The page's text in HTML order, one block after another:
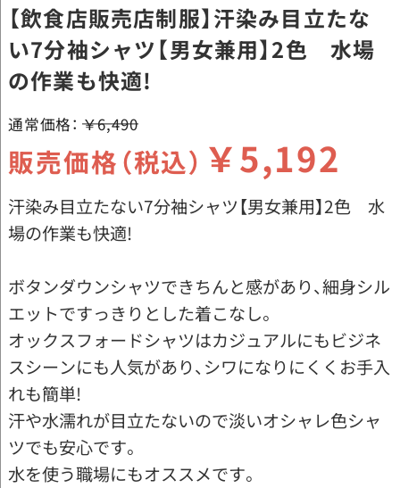
【飲食店販売店制服】汗染み目立たな
い7分袖シャツ【男女兼用】2色 水場
の作業も快適!
通常価格： ￥6,490
販売価格（税込） ￥5,192
汗染み目立たない7分袖シャツ【男女兼用】2色 水
場の作業も快適!
ボタンダウンシャツできちんと感があり、細身シル
エットですっきりとした着こなし。
オックスフォードシャツはカジュアルにもビジネ
スシーンにも人気があり、シワになりにくくお手入
れも簡単!
汗や水濡れが目立たないので淡いオシャレ色シャ
ツでも安心です。
水を使う職場にもオススメです。